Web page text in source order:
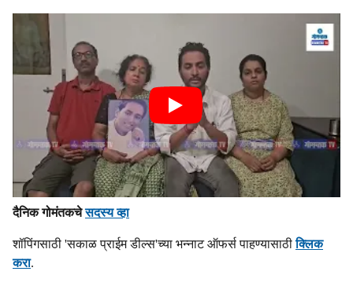
दैनिक गोमंतकचेसदस्य व्हा
शॉपिंगसाठी 'सकाळ प्राईम डील्स'च्या भन्नाट ऑफर्स पाहण्यासाठीक्लिक
करा.